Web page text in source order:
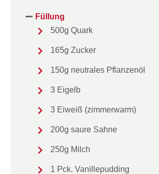
Füllung
500g Quark
165g Zucker
150g neutrales Pflanzenöl
3 Eigelb
3 Eiweiß (zimmerwarm)
200g saure Sahne
250g Milch
1 Pck. Vanillepudding